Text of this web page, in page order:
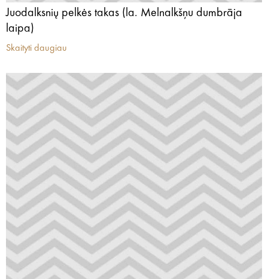
Juodalksnių pelkės takas (la. Melnalkšņu dumbrāja
laipa)
Skaityti daugiau